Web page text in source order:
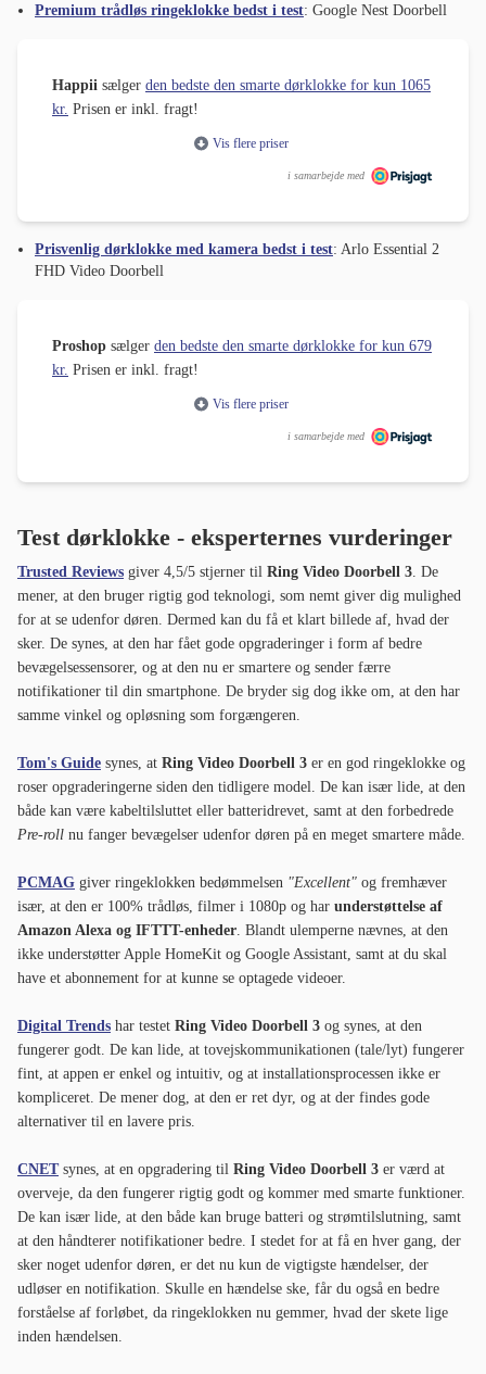
Premium trådløs ringeklokke bedst i test: Google Nest Doorbell
Happii sælger den bedste den smarte dørklokke for kun 1065
kr. Prisen er inkl. fragt!
Vis flere priser
i samarbejde med
Prisvenlig dørklokke med kamera bedst i test: Arlo Essential 2
FHD Video Doorbell
Proshop sælger den bedste den smarte dørklokke for kun 679
kr. Prisen er inkl. fragt!
Vis flere priser
i samarbejde med
Test dørklokke - eksperternes vurderinger
Trusted Reviews giver 4,5/5 stjerner til Ring Video Doorbell 3 . De
mener, at den bruger rigtig god teknologi, som nemt giver dig mulighed
for at se udenfor døren. Dermed kan du få et klart billede af, hvad der
sker. De synes, at den har fået gode opgraderinger i form af bedre
bevægelsessensorer, og at den nu er smartere og sender færre
notifikationer til din smartphone. De bryder sig dog ikke om, at den har
samme vinkel og opløsning som forgængeren.
Tom's Guide synes, at Ring Video Doorbell 3 er en god ringeklokke og
roser opgraderingerne siden den tidligere model. De kan især lide, at den
både kan være kabeltilsluttet eller batteridrevet, samt at den forbedrede
Pre-roll nu fanger bevægelser udenfor døren på en meget smartere måde.
PCMAG giver ringeklokken bedømmelsen "Excellent" og fremhæver
især, at den er 100% trådløs, filmer i 1080p og har understøttelse af
Amazon Alexa og IFTTT-enheder . Blandt ulemperne nævnes, at den
ikke understøtter Apple HomeKit og Google Assistant, samt at du skal
have et abonnement for at kunne se optagede videoer.
Digital Trends har testet Ring Video Doorbell 3 og synes, at den
fungerer godt. De kan lide, at tovejskommunikationen (tale/lyt) fungerer
fint, at appen er enkel og intuitiv, og at installationsprocessen ikke er
kompliceret. De mener dog, at den er ret dyr, og at der findes gode
alternativer til en lavere pris.
CNETsynes, at en opgradering til Ring Video Doorbell 3 er værd at
overveje, da den fungerer rigtig godt og kommer med smarte funktioner.
De kan især lide, at den både kan bruge batteri og strømtilslutning, samt
at den håndterer notifikationer bedre. I stedet for at få en hver gang, der
sker noget udenfor døren, er det nu kun de vigtigste hændelser, der
udløser en notifikation. Skulle en hændelse ske, får du også en bedre
forståelse af forløbet, da ringeklokken nu gemmer, hvad der skete lige
inden hændelsen.